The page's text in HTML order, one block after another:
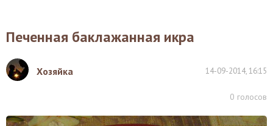
Печенная баклажанная икра
Хозяйка 14-09-2014, 16:15
0 голосов